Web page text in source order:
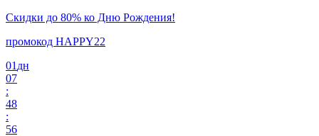
Скидки до 80% ко Дню Рождения!
промокод HAPPY22
01 дн
07
:
48
:
56